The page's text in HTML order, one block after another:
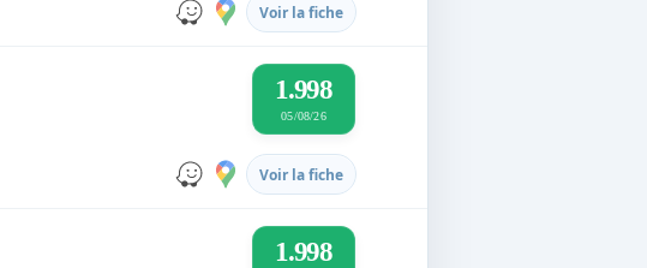
Voir la fiche
1.998
05/08/26
Voir la fiche
1.998